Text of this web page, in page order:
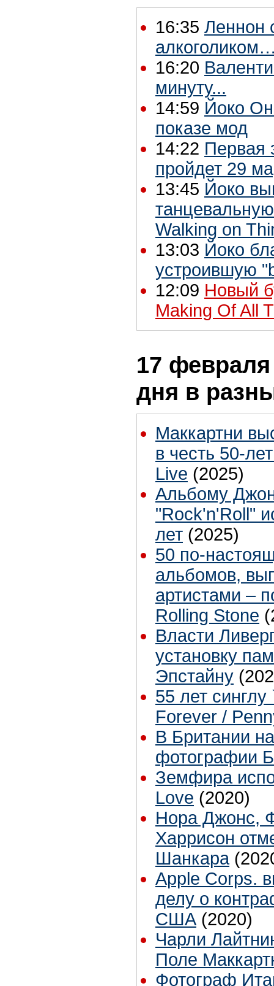
16:35 Леннон
16:20
минуту...
14:59 Йоко
показе мод
14:22 Первая
пройдет 29
13:45 Йоко
Walking on
13:03 Йоко
устроившую
12:09 Новый
Making Of All
17 февраля
дня в
Маккартни
в честь 50-
Live (2025)
Альбому
"Rock'n'Roll"
лет (2025)
50 по-
альбомов,
артистами –
Rolling Stone
Власти
установку
Эпстайну
55 лет
Forever /
В Британии
фотографии
Земфира
Love (2020)
Нора Джонс,
Харрисон
Шанкара
Apple Corps.
делу о
США (2020)
Чарли
Поле
Фотограф